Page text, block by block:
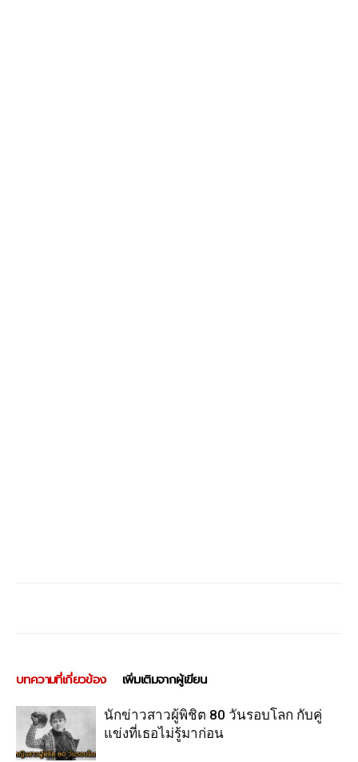
บทความที่เกี่ยวข้อง เพิ่มเติมจากผู้เขียน
นักข่าวสาวผู้พิชิต 80 วันรอบโลก กับคู่
แข่งที่เธอไม่รู้มาก่อน